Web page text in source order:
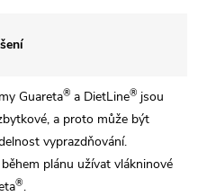
Guareta® a DietLine® jsou
a proto může být
vyprazdňování.
plánu užívat vlákninové
®.